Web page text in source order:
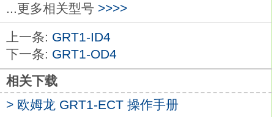
(IP67)的远程I/O终端欧姆龙GRT1-ID4-1。
通用智能从站功能性提供对设备运行状态和
有效维护的强大支持
通过防尘和防溅结构实现高度耐环境性。
(IP67)
提供一个连接器用于2点输出的型号，更易
于连接液压阀设备。
...更多相关型号 >>>>
上一条: GRT1-ID4
下一条: GRT1-OD4
相关下载
> 欧姆龙 GRT1-ECT 操作手册